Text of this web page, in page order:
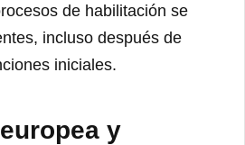
de habilitación se
incluso después de
iniciales.
y